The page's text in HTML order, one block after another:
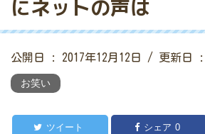
にネットの声は
公開日 : 2017年12月12日 / 更新日 :
お笑い
ツイート シェア 0